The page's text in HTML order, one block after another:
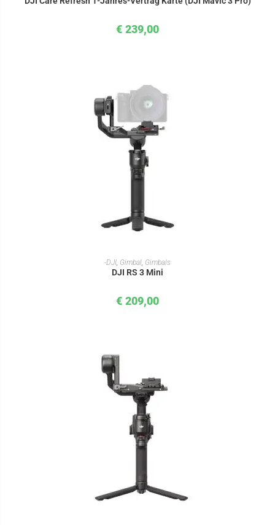
€ 239,00
IN DEN WARENKORB
-DJI, Gimbal, Gimbals
DJI RS 3 Mini
€ 209,00